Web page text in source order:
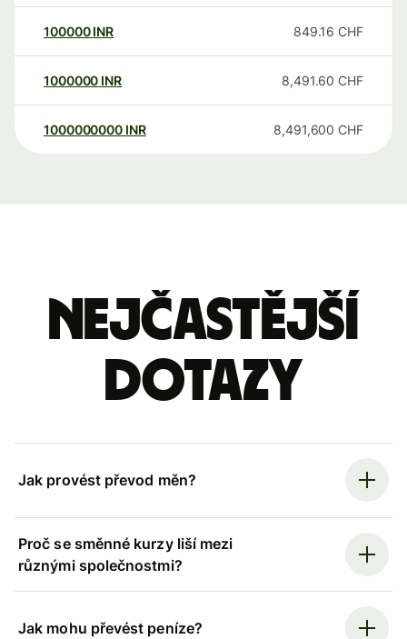
100000 INR 849.16 CHF
1000000 INR 8,491.60 CHF
1000000000 INR 8,491,600 CHF
Nejčastější
dotazy
Jak provést převod měn?
Proč se směnné kurzy liší mezi
různými společnostmi?
Jak mohu převést peníze?